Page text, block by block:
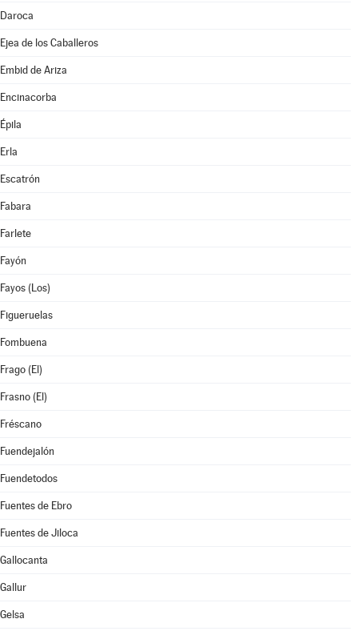
Daroca
Ejea de los Caballeros
Embid de Ariza
Encinacorba
Épila
Erla
Escatrón
Fabara
Farlete
Fayón
Fayos (Los)
Figueruelas
Fombuena
Frago (El)
Frasno (El)
Fréscano
Fuendejalón
Fuendetodos
Fuentes de Ebro
Fuentes de Jiloca
Gallocanta
Gallur
Gelsa